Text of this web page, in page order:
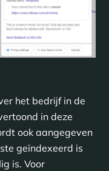
het bedrijf in de
in deze
ook aangegeven
geïndexeerd is
is. Voor